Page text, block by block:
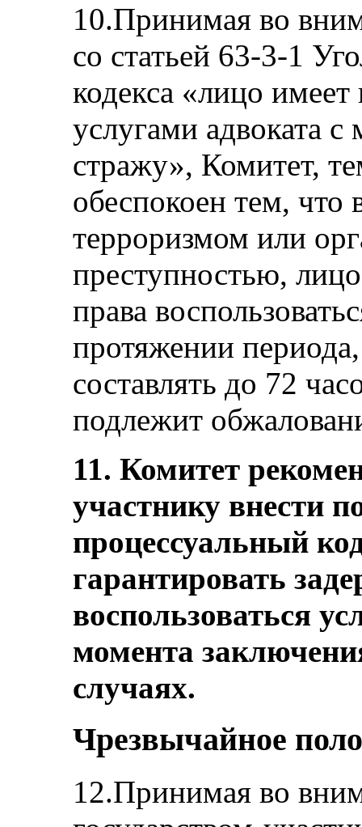
10.Принимая во
со статьей 63-3-1
кодекса «лицо имеет
услугами адвоката
стражу», Комитет,
обеспокоен тем, что
терроризмом или
преступностью,
права
протяжении
составлять до 72
подлежит
11. Комитет
участнику внести
процессуальный
гарантировать
воспользоваться
момента
случаях.
Чрезвычайное
12.Принимая во